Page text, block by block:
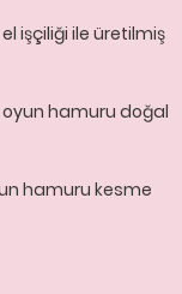
işçiliği ile üretilmiş
hamuru doğal
hamuru kesme